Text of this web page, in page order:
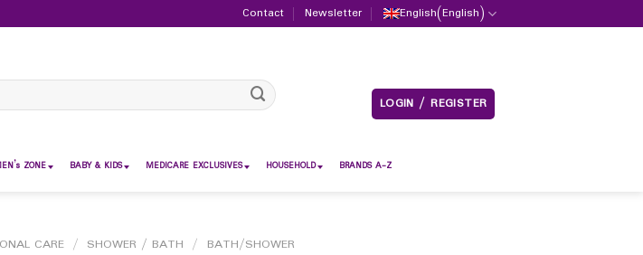
Contact Newsletter English(English)
LOGIN / REGISTER
ZONE BABY & KIDS MEDICARE EXCLUSIVES HOUSEHOLD BRANDS A-Z
CARE / SHOWER / BATH / BATH/SHOWER